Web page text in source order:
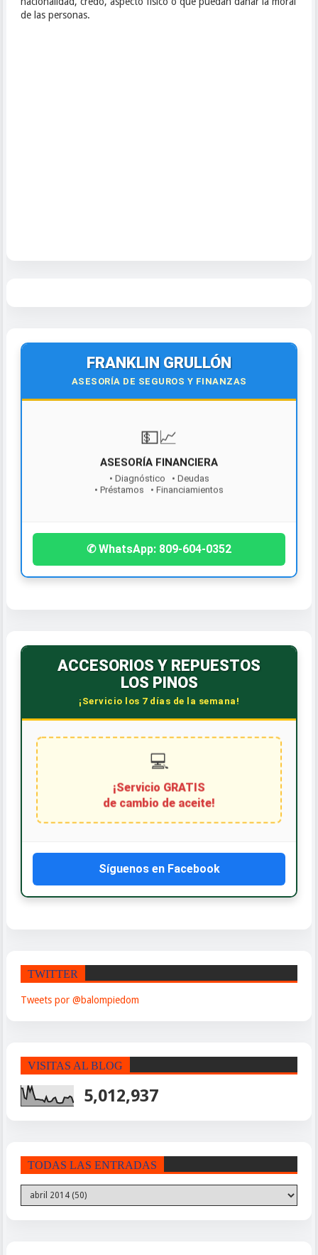
de las personas.
FRANKLIN GRULLÓN
ASESORÍA DE SEGUROS Y FINANZAS
¡Contáctanos hoy!
✆ WhatsApp: 809-604-0352
ACCESORIOS Y REPUESTOS
LOS PINOS
¡Servicio los 7 días de la semana!
Síguenos en Facebook
TWITTER
Tweets por @balompiedom
VISITAS AL BLOG
5,012,937
TODAS LAS ENTRADAS